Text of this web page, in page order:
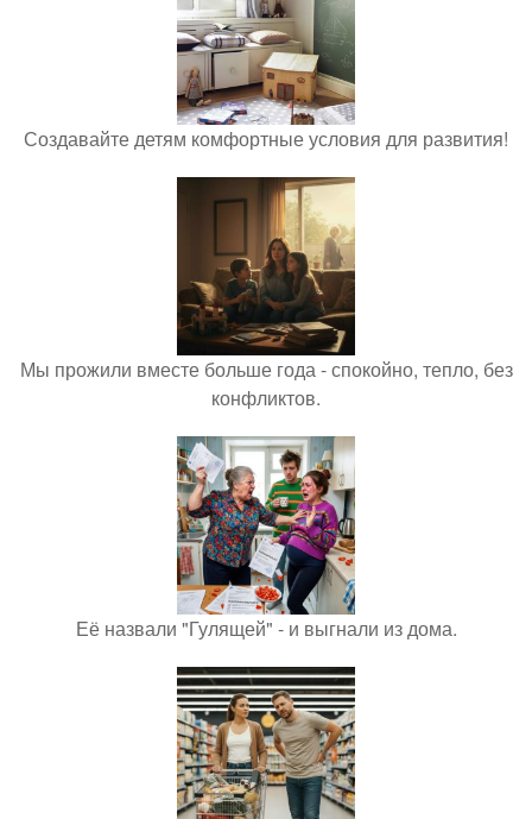
Создавайте детям комфортные условия для развития!
Мы прожили вместе больше года - спокойно, тепло, без
конфликтов.
Её назвали "Гулящей" - и выгнали из дома.